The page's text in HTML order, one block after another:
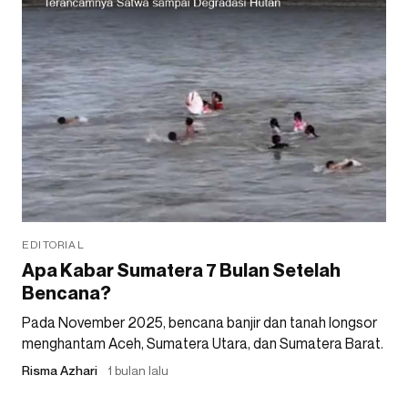
EDITORIAL
Apa Kabar Sumatera 7 Bulan Setelah
Bencana?
Pada November 2025, bencana banjir dan tanah longsor
menghantam Aceh, Sumatera Utara, dan Sumatera Barat.
Risma Azhari 1 bulan lalu